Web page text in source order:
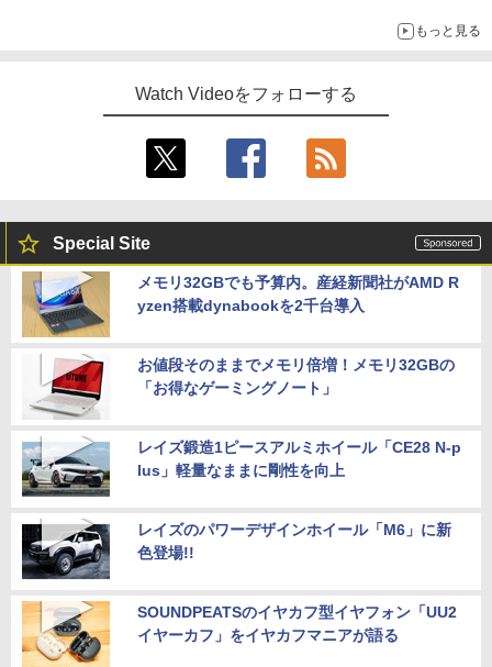
もっと見る
Watch Videoをフォローする
Special Site
メモリ32GBでも予算内。産経新聞社がAMD R
yzen搭載dynabookを2千台導入
お値段そのままでメモリ倍増！メモリ32GBの
「お得なゲーミングノート」
レイズ鍛造1ピースアルミホイール「CE28 N-p
lus」軽量なままに剛性を向上
レイズのパワーデザインホイール「M6」に新
色登場!!
SOUNDPEATSのイヤカフ型イヤフォン「UU2
イヤーカフ」をイヤカフマニアが語る